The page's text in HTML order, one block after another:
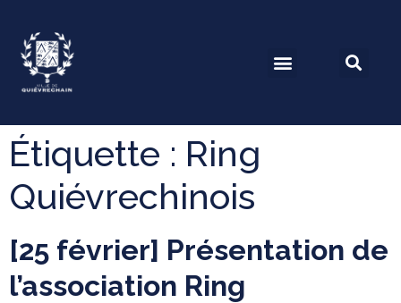
Étiquette : Ring
Quiévrechinois
[25 février] Présentation de
l’association Ring